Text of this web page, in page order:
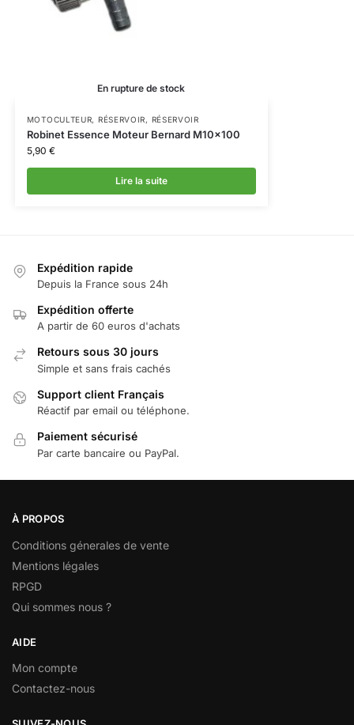
En rupture de stock
MOTOCULTEUR, RÉSERVOIR, RÉSERVOIR
Robinet Essence Moteur Bernard M10x100
5,90 €
Lire la suite
Expédition rapide
Depuis la France sous 24h
Expédition offerte
A partir de 60 euros d'achats
Retours sous 30 jours
Simple et sans frais cachés
Support client Français
Réactif par email ou téléphone.
Paiement sécurisé
Par carte bancaire ou PayPal.
À PROPOS
Conditions génerales de vente
Mentions légales
RPGD
Qui sommes nous ?
AIDE
Mon compte
Contactez-nous